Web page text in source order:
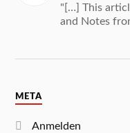
"[…] This
and Notes
META
Anmelden